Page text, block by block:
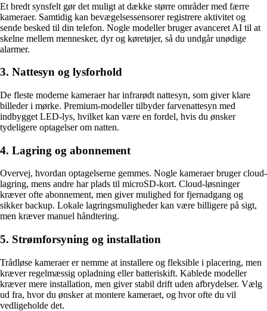
Et bredt synsfelt gør det muligt at dække større områder med færre
kameraer. Samtidig kan bevægelsessensorer registrere aktivitet og
sende besked til din telefon. Nogle modeller bruger avanceret AI til at
skelne mellem mennesker, dyr og køretøjer, så du undgår unødige
alarmer.
3. Nattesyn og lysforhold
De fleste moderne kameraer har infrarødt nattesyn, som giver klare
billeder i mørke. Premium-modeller tilbyder farvenattesyn med
indbygget LED-lys, hvilket kan være en fordel, hvis du ønsker
tydeligere optagelser om natten.
4. Lagring og abonnement
Overvej, hvordan optagelserne gemmes. Nogle kameraer bruger cloud-
lagring, mens andre har plads til microSD-kort. Cloud-løsninger
kræver ofte abonnement, men giver mulighed for fjernadgang og
sikker backup. Lokale lagringsmuligheder kan være billigere på sigt,
men kræver manuel håndtering.
5. Strømforsyning og installation
Trådløse kameraer er nemme at installere og fleksible i placering, men
kræver regelmæssig opladning eller batteriskift. Kablede modeller
kræver mere installation, men giver stabil drift uden afbrydelser. Vælg
ud fra, hvor du ønsker at montere kameraet, og hvor ofte du vil
vedligeholde det.